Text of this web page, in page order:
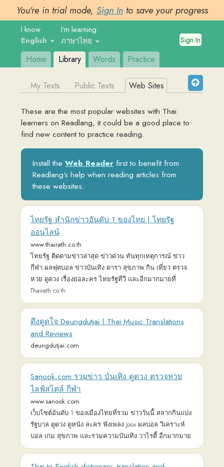
You're in trial mode, Sign In to save your progress
I know
English
I'm learning
ภาษาไทย
Home Library Words Practice
learners on Readlang, it could be a good place to
find new content to practice reading.
Web Reader
first to benefit from
Readlang's help when reading articles from
these websites.
ไทยรัฐ สำนักข่าวอันดับ 1 ของไทย | ไทยรัฐ
ออนไลน์
ไทยรัฐ ติดตามข่าวล่าสุด ข่าวด่วน ทันทุกเหตุการณ์ ข่าว
กีฬา ผลฟุตบอล ข่าวบันเทิง ดารา สุขภาพ กิน เที่ยว ตรวจ
หวย ดูดวง เรื่องย่อละคร ไทยรัฐทีวี และอีกมากมายที่
Thairath.co.th
ดึงดูดใจ Deungdutjai | Thai Music Translations
and Reviews
Sanook.com รวมข่าว บันเทิง ดูดวง ตรวจหวย
ไลฟ์สไตล์ กีฬา
www.sanook.com
เว็บไซต์อันดับ 1 ของเมืองไทยที่รวม ข่าววันนี้ สลากกินแบ่ง
บอล เกม สุขภาพ และรวมความบันเทิง วาไรตี้ อีกมากมาย
Thai to English dictionary, translation and
transliteration
www.thai2english.com
Free online Thai to English automatic translation, specially